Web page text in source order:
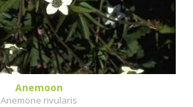
Anemoon
Anemone rivularis